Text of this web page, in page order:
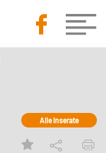
Alle Inserate